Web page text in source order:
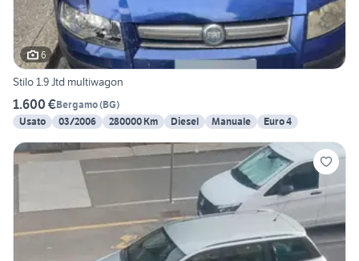
6
Stilo 1.9 Jtd multiwagon
1.600 €Bergamo(BG)
Usato
03/2006 280000 Km Diesel Manuale Euro 4